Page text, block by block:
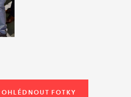
FOTKY